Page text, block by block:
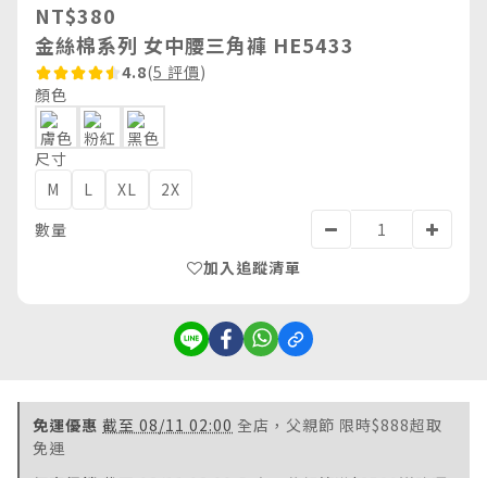
NT$380
金絲棉系列 女中腰三角褲 HE5433
4.8(5 評價)
顏色
尺寸
M
L XL
2X
數量
加入追蹤清單
免運優惠 截至 08/11 02:00 全店，父親節 限時$888超取
免運